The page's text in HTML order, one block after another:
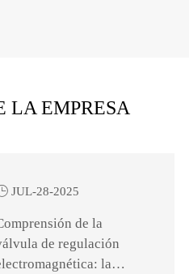
LA EMPRESA
JUL-28-2025
de la
de regulación
la